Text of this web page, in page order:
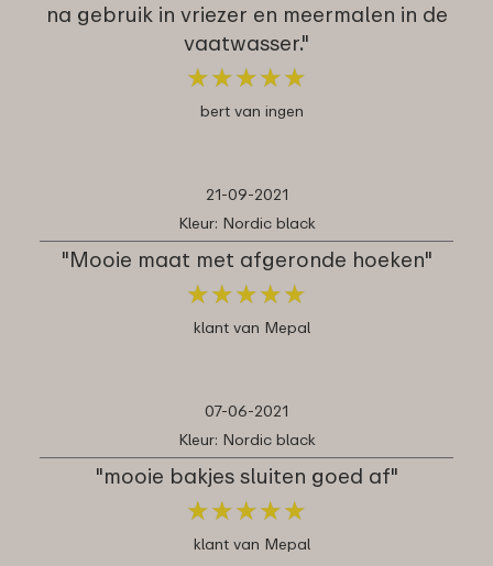
na gebruik in vriezer en meermalen in de
vaatwasser."
★★★★★
★★★★★
bert van ingen
21-09-2021
Kleur: Nordic black
"Mooie maat met afgeronde hoeken"
★★★★★
★★★★★
klant van Mepal
07-06-2021
Kleur: Nordic black
"mooie bakjes sluiten goed af"
★★★★★
★★★★★
klant van Mepal